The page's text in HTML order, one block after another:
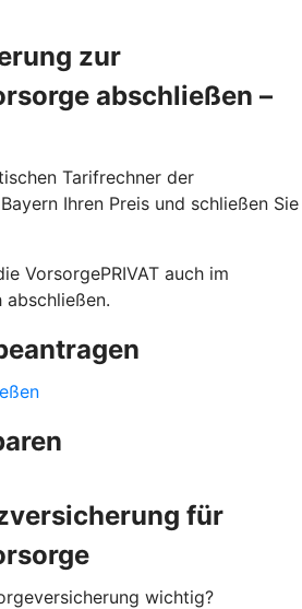
zur
abschließen –
Tarifrechner der
Ihren Preis und schließen Sie
VorsorgePRIVAT auch im
abschließen.
für
wichtig?